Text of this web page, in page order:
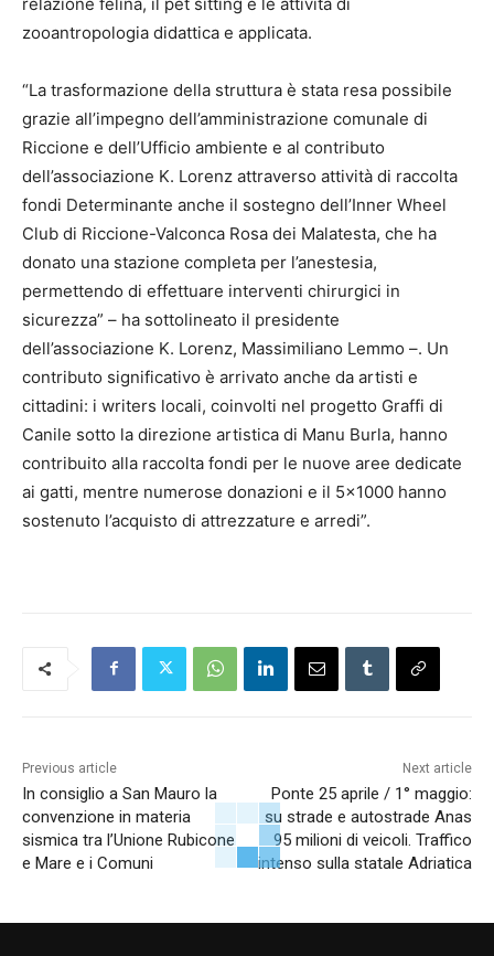
zooantropologia didattica e applicata.
“La trasformazione della struttura è stata resa possibile
grazie all’impegno dell’amministrazione comunale di
Riccione e dell’Ufficio ambiente e al contributo
dell’associazione K. Lorenz attraverso attività di raccolta
fondi Determinante anche il sostegno dell’Inner Wheel
Club di Riccione-Valconca Rosa dei Malatesta, che ha
donato una stazione completa per l’anestesia,
permettendo di effettuare interventi chirurgici in
sicurezza” – ha sottolineato il presidente
dell’associazione K. Lorenz, Massimiliano Lemmo –. Un
contributo significativo è arrivato anche da artisti e
cittadini: i writers locali, coinvolti nel progetto Graffi di
Canile sotto la direzione artistica di Manu Burla, hanno
contribuito alla raccolta fondi per le nuove aree dedicate
ai gatti, mentre numerose donazioni e il 5×1000 hanno
sostenuto l’acquisto di attrezzature e arredi”.
Previous article
In consiglio a San Mauro la
convenzione in materia
sismica tra l’Unione Rubicone
e Mare e i Comuni
Next article
Ponte 25 aprile / 1° maggio:
su strade e autostrade Anas
95 milioni di veicoli. Traffico
intenso sulla statale Adriatica